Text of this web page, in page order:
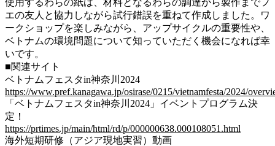
エの友人と協力しながら試行錯誤を重ねて作成しました。ワ
ークショップを楽しみながら、アップサイクルの重要性や、
ベトナムの環境問題について知っていただく機会になれば幸
いです。
■関連サイト
ベトナムフェスタin神奈川2024
https://www.pref.kanagawa.jp/osirase/0215/vietnamfesta/2024/
「ベトナムフェスタin神奈川2024」イベントプログラム決
定！
https://prtimes.jp/main/html/rd/p/000000638.000108051.html
海外短期研修（アジア現地実習）動画